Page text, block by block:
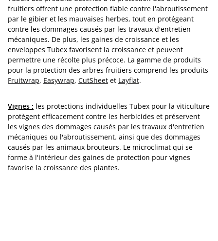
fruitiers offrent une protection fiable contre l'abroutissement
par le gibier et les mauvaises herbes, tout en protégeant
contre les dommages causés par les travaux d'entretien
mécaniques. De plus, les gaines de croissance et les
enveloppes Tubex favorisent la croissance et peuvent
permettre une récolte plus précoce. La gamme de produits
pour la protection des arbres fruitiers comprend les produits
Fruitwrap, Easywrap, CutSheet et Layflat.
Vignes : les protections individuelles Tubex pour la viticulture
protègent efficacement contre les herbicides et préservent
les vignes des dommages causés par les travaux d'entretien
mécaniques ou l'abroutissement. ainsi que des dommages
causés par les animaux brouteurs. Le microclimat qui se
forme à l'intérieur des gaines de protection pour vignes
favorise la croissance des plantes.